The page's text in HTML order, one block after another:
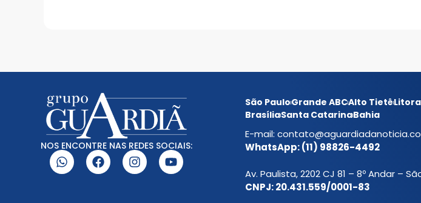
NOS ENCONTRE NAS REDES SOCIAIS:
São PauloGrande ABCAlto Tietê
BrasíliaSanta CatarinaBahia
E-mail:
WhatsApp: (11) 98826-4492
Av. Paulista, 2202 CJ 81 – 8º Andar –
CNPJ: 20.431.559/0001-83